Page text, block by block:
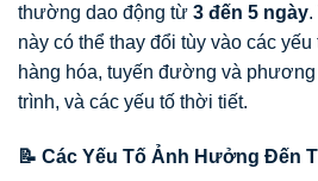
thường dao động từ 3 đến 5 ngày.
này có thể thay đổi tùy vào các
hàng hóa, tuyến đường và
trình, và các yếu tố thời tiết.
📝 Các Yếu Tố Ảnh Hưởng Đến